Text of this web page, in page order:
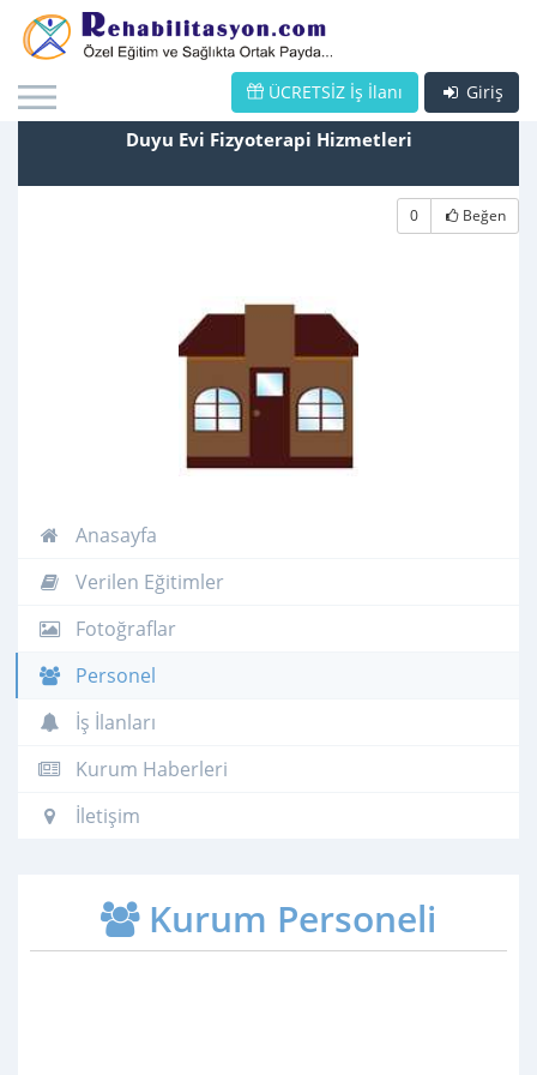
Giriş
ÜCRETSİZ İş İlanı
Duyu Evi Fizyoterapi Hizmetleri
0 Beğen
Anasayfa
Verilen Eğitimler
Fotoğraflar
Personel
İş İlanları
Kurum Haberleri
İletişim
Kurum Personeli